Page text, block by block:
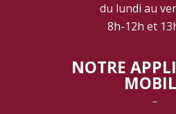
du lundi au
8h-12h et
NOTRE
‾